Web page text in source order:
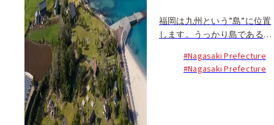
福岡は九州という”島”に位置
します。うっかり島であるこ
福岡の魅力のひとつは...
#Nagasaki Prefecture
#Nagasaki Prefecture